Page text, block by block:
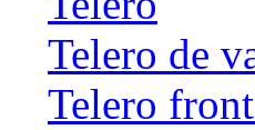
Telero de
Telero